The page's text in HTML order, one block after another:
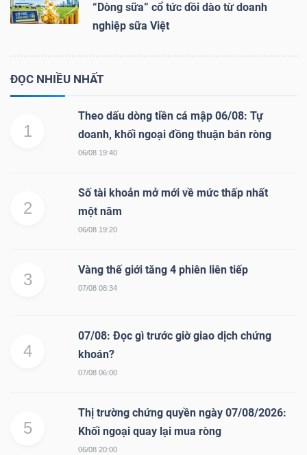
“Dòng sữa” cổ tức dồi dào từ doanh
nghiệp sữa Việt
ĐỌC NHIỀU NHẤT
1
Theo dấu dòng tiền cá mập 06/08: Tự
doanh, khối ngoại đồng thuận bán ròng
06/08 19:40
2
Số tài khoản mở mới về mức thấp nhất
một năm
06/08 19:20
3
Vàng thế giới tăng 4 phiên liên tiếp
07/08 08:34
4
07/08: Đọc gì trước giờ giao dịch chứng
khoán?
07/08 06:00
5
Thị trường chứng quyền ngày 07/08/2026:
Khối ngoại quay lại mua ròng
06/08 20:00